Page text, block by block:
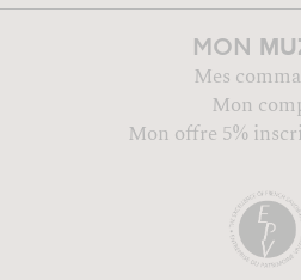
MON
Mes
Mon
Mon offre 5%